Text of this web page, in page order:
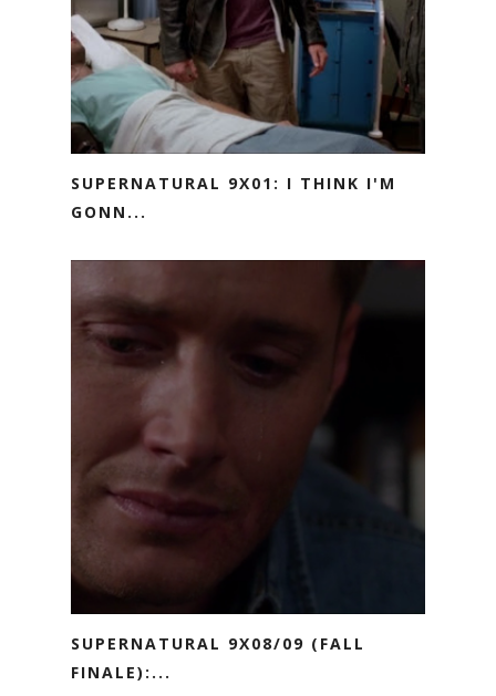
SUPERNATURAL 9X01: I THINK I'M
GONN...
SUPERNATURAL 9X08/09 (FALL
FINALE):...